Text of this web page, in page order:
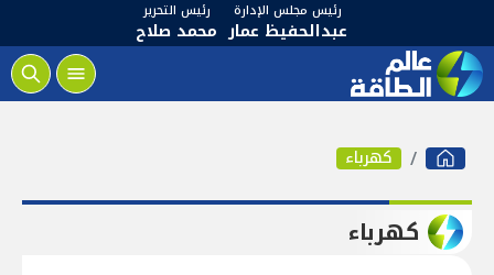
رئيس مجلس الإدارة
عبدالحفيظ عمار
رئيس التحرير
محمد صلاح
كهرباء
كهرباء